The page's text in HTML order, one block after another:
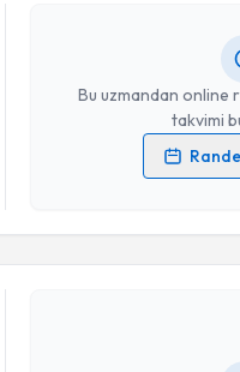
Bu uzmandan online
takvimi
Kişisel verilerimin
Randevu Takvimi Talebi
Prof. Dr. Burak Turna